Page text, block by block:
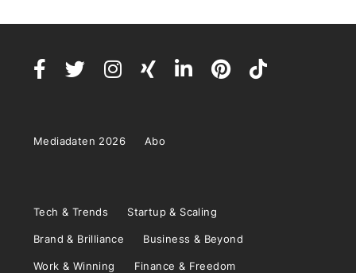
Mediadaten 2026 Abo
Tech & Trends Startup & Scaling
Brand & Brilliance Business & Beyond
Work & Winning Finance & Freedom